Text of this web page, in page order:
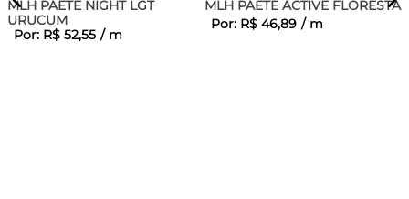
MLH PAETE NIGHT LGT
URUCUM
Por: R$ 52,55 / m
MLH PAETE ACTIVE FLORESTAL
Por: R$ 46,89 / m